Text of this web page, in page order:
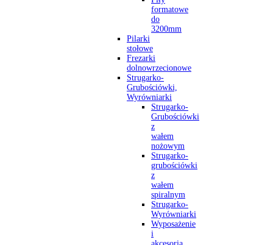
formatowe
do
3200mm
Pilarki
stołowe
Frezarki
dolnowrzecionowe
Strugarko-
Grubościówki,
Wyrówniarki
Strugarko-
Grubościówki
z
wałem
nożowym
Strugarko-
grubościówki
z
wałem
spiralnym
Strugarko-
Wyrówniarki
Wyposażenie
i